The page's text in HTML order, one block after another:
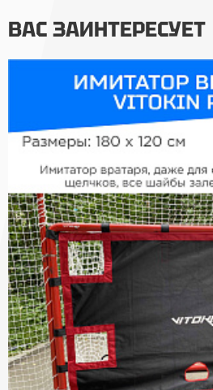
ВАС ЗАИНТЕРЕСУЕТ